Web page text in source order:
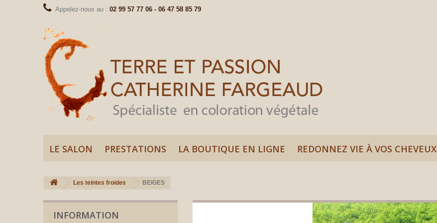
Appelez-nous au : 02 99 57 77 06 - 06 47 58 85 79
LE SALON PRESTATIONS LA BOUTIQUE EN LIGNE REDONNEZ VIE À VOS CHEVEUX
Les teintes froides BEIGES
INFORMATION